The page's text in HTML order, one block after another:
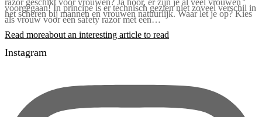
razor geschikt voor vrouwen? Ja hoor, er zijn je al veel vrouwen
voorgegaan! In principe is er technisch gezien niet zoveel verschil in
het scheren bij mannen en vrouwen natuurlijk. Waar let je op? Kies
als vrouw voor een safety razor met een…
Read moreabout an interesting article to read
Instagram